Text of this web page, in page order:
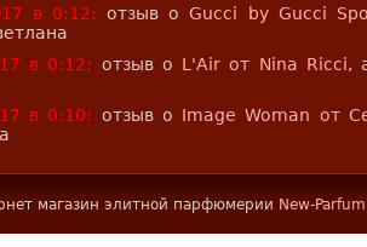
в 0:12: отзыв оGucci by Gucci
в 0:12:
отзыв о L'Air от Nina Ricci,
в 0:10:
отзыв о Image Woman от
магазин элитной парфюмерии New-